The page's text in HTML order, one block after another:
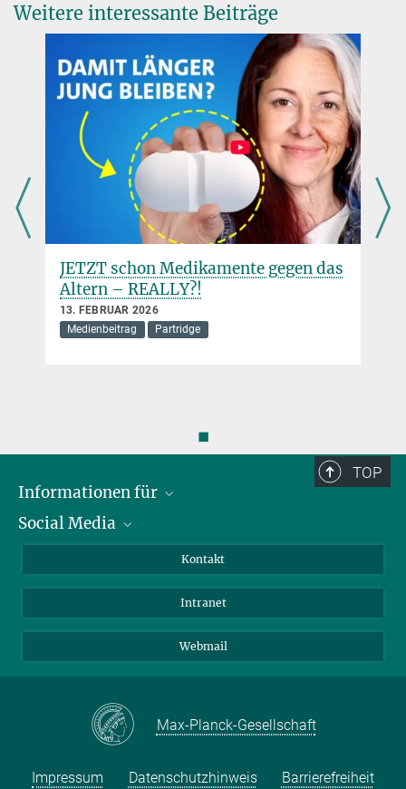
Weitere interessante Beiträge
JETZT schon Medikamente gegen das
Altern – REALLY?!
13. FEBRUAR 2026
Medienbeitrag
Partridge
◼
TOP
Informationen für
Bewerbende
Social Media
YouTube
Kontakt
Intranet
Webmail
Max-Planck-Gesellschaft
Impressum Datenschutzhinweis Barrierefreiheit